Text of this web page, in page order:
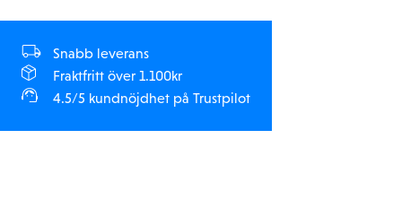
Snabb leverans
Fraktfritt över 1.100kr
4.5/5 kundnöjdhet på Trustpilot